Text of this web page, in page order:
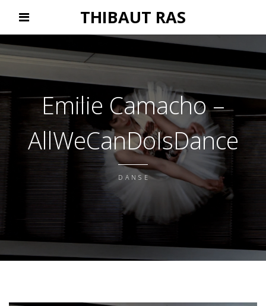
THIBAUT RAS
Emilie Camacho –
AllWeCanDoIsDance
DANSE